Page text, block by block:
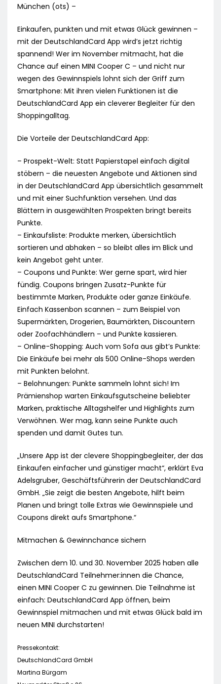
München (ots) –
Einkaufen, punkten und mit etwas Glück gewinnen –
mit der DeutschlandCard App wird’s jetzt richtig
spannend! Wer im November mitmacht, hat die
Chance auf einen MINI Cooper C – und nicht nur
wegen des Gewinnspiels lohnt sich der Griff zum
Smartphone: Mit ihren vielen Funktionen ist die
DeutschlandCard App ein cleverer Begleiter für den
Shoppingalltag.
Die Vorteile der DeutschlandCard App:
– Prospekt-Welt: Statt Papierstapel einfach digital
stöbern – die neuesten Angebote und Aktionen sind
in der DeutschlandCard App übersichtlich gesammelt
und mit einer Suchfunktion versehen. Und das
Blättern in ausgewählten Prospekten bringt bereits
Punkte.
– Einkaufsliste: Produkte merken, übersichtlich
sortieren und abhaken – so bleibt alles im Blick und
kein Angebot geht unter.
– Coupons und Punkte: Wer gerne spart, wird hier
fündig. Coupons bringen Zusatz-Punkte für
bestimmte Marken, Produkte oder ganze Einkäufe.
Einfach Kassenbon scannen – zum Beispiel von
Supermärkten, Drogerien, Baumärkten, Discountern
oder Zoofachhändlern – und Punkte kassieren.
– Online-Shopping: Auch vom Sofa aus gibt’s Punkte:
Die Einkäufe bei mehr als 500 Online-Shops werden
mit Punkten belohnt.
– Belohnungen: Punkte sammeln lohnt sich! Im
Prämienshop warten Einkaufsgutscheine beliebter
Marken, praktische Alltagshelfer und Highlights zum
Verwöhnen. Wer mag, kann seine Punkte auch
spenden und damit Gutes tun.
„Unsere App ist der clevere Shoppingbegleiter, der das
Einkaufen einfacher und günstiger macht“, erklärt Eva
Adelsgruber, Geschäftsführerin der DeutschlandCard
GmbH. „Sie zeigt die besten Angebote, hilft beim
Planen und bringt tolle Extras wie Gewinnspiele und
Coupons direkt aufs Smartphone.“
Mitmachen & Gewinnchance sichern
Zwischen dem 10. und 30. November 2025 haben alle
DeutschlandCard Teilnehmer:innen die Chance,
einen MINI Cooper C zu gewinnen. Die Teilnahme ist
einfach: DeutschlandCard App öffnen, beim
Gewinnspiel mitmachen und mit etwas Glück bald im
neuen MINI durchstarten!
Pressekontakt:
DeutschlandCard GmbH
Martina Bürgam